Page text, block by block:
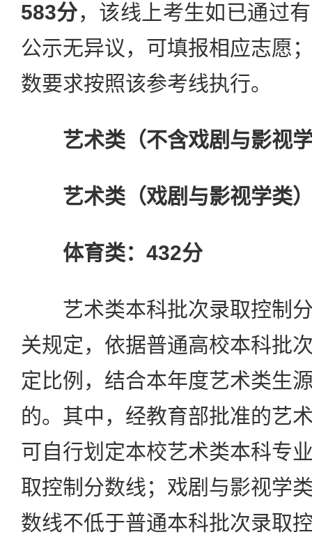
583分，该线上考生如已通过
公示无异议，可填报相应志愿
数要求按照该参考线执行。
艺术类（不含戏剧与影视
艺术类（戏剧与影视学类
体育类：432分
艺术类本科批次录取控制分
关规定，依据普通高校本科批
定比例，结合本年度艺术类生
的。其中，经教育部批准的艺
可自行划定本校艺术类本科专
取控制分数线；戏剧与影视学
数线不低于普通本科批次录取